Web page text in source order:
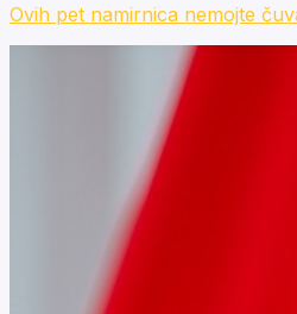
Ovih pet namirnica nemojte